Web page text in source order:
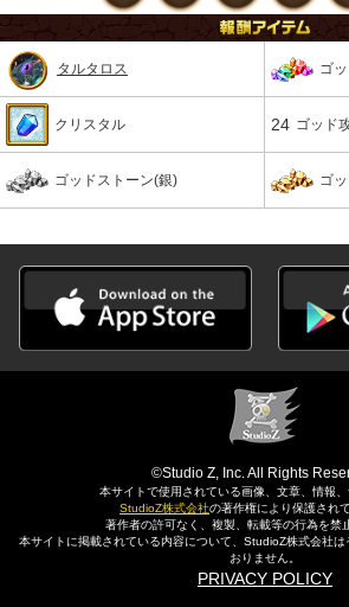
タルタロス ゴ
クリスタル 24 ゴッド
ゴッドストーン(銀) ゴ
©Studio Z, Inc. All Rights
本サイトで使用されている画像、文章、情報
StudioZ株式会社の著作権により保護され
著作者の許可なく、複製、転載等の行為を禁
本サイトに掲載されている内容について、StudioZ株式会社
おりません。
PRIVACY POLICY